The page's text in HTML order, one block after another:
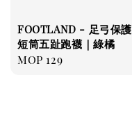
FOOTLAND - 足弓保護
短筒五趾跑襪｜綠橘
Regular
MOP 129